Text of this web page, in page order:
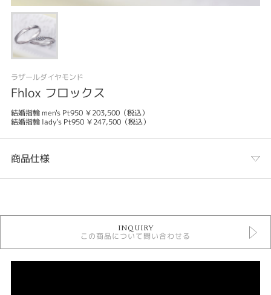
ラザールダイヤモンド
Fhlox フロックス
結婚指輪 men's Pt950 ￥203,500（税込）
結婚指輪 lady's Pt950 ￥247,500（税込）
商品仕様
結婚指輪
ラザールダイヤモンド 結婚指輪
結婚指輪 つや消し
結婚指輪 ウェーブ・S字
INQUIRY
この商品について問い合わせる